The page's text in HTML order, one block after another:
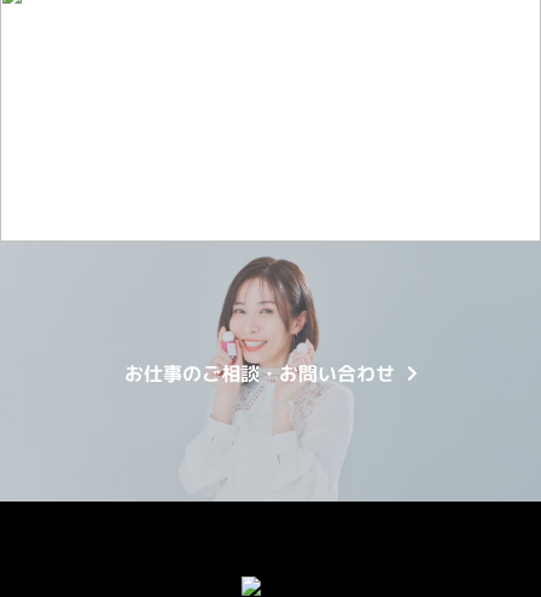
お仕事のご相談・お問い合わせ